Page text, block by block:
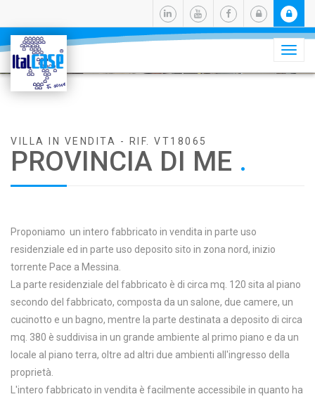

VILLA IN VENDITA - RIF. VT18065
PROVINCIA DI ME .
Proponiamo un intero fabbricato in vendita in parte uso
residenziale ed in parte uso deposito sito in zona nord, inizio
torrente Pace a Messina.
La parte residenziale del fabbricato è di circa mq. 120 sita al piano
secondo del fabbricato, composta da un salone, due camere, un
cucinotto e un bagno, mentre la parte destinata a deposito di circa
mq. 380 è suddivisa in un grande ambiente al primo piano e da un
locale al piano terra, oltre ad altri due ambienti all'ingresso della
proprietà.
L'intero fabbricato in vendita è facilmente accessibile in quanto ha